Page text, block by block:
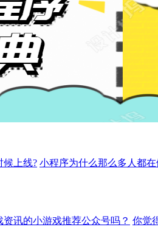
候上线? 小程序为什么那么多人都在
讯的小游戏推荐公众号吗？ 你觉